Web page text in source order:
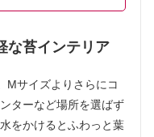
な苔インテリア
Mサイズよりさらにコ
ターなど場所を選ばず
をかけるとふわっと葉